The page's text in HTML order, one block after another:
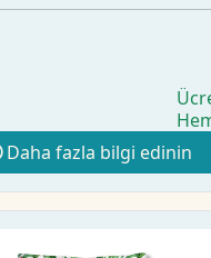
Daha fazla bilgi edinin